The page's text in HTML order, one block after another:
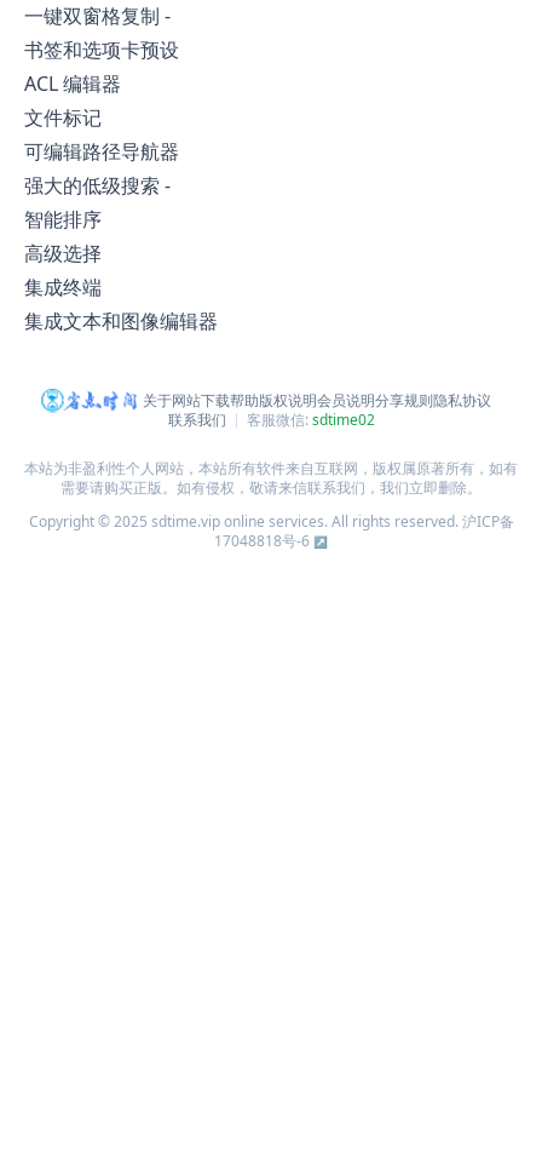
一键双窗格复制 -
书签和选项卡预设
ACL 编辑器
文件标记
可编辑路径导航器
强大的低级搜索 -
智能排序
高级选择
集成终端
集成文本和图像编辑器
关于网站下载帮助版权说明会员说明分享规则隐私协议
联系我们
客服微信:sdtime02
本站为非盈利性个人网站，本站所有软件来自互联网，版权属原著所有，如有
需要请购买正版。如有侵权，敬请来信联系我们，我们立即删除。
Copyright © 2025 sdtime.vip online services. All rights reserved.沪ICP备
17048818号-6